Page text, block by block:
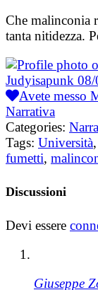
Che malinconia
tanta nitidezza.
Judyisapunk 08/
Avete messo
Narrativa
Categories:
Tags: Università,
fumetti,
Discussioni
Devi essere
Giuseppe